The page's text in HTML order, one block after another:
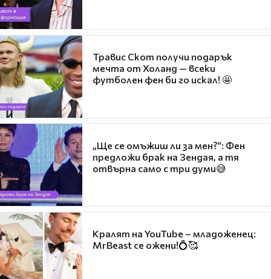
Травис Скот получи подарък
мечта от Холанд — всеки
футболен фен би го искал! 🤩
„Ще се омъжиш ли за мен?“: Фен
предложи брак на Зендая, а тя
отвърна само с три думи😅
Кралят на YouTube – младоженец:
MrBeast се ожени!💍🥰